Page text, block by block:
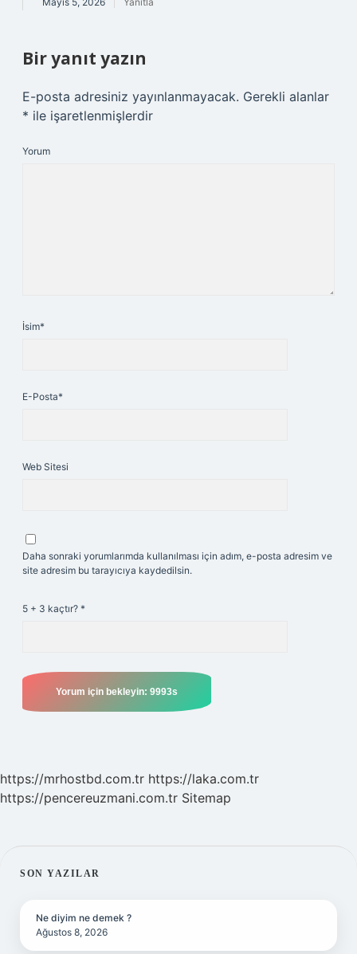
Bir yanıt yazın
E-posta adresiniz yayınlanmayacak. Gerekli alanlar
* ile işaretlenmişlerdir
Yorum
İsim*
E-Posta*
Web Sitesi
Daha sonraki yorumlarımda kullanılması için adım, e-posta adresim ve
site adresim bu tarayıcıya kaydedilsin.
5 + 3 kaçtır? *
https://mrhostbd.com.tr https://laka.com.tr
https://pencereuzmani.com.tr Sitemap
SIDEBAR
SON YAZILAR
Ne diyim ne demek ?
Ağustos 8, 2026